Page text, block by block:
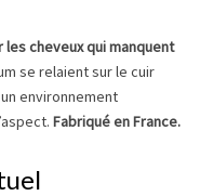
cheveux qui manquent
se relaient sur le cuir
environnement
Fabriqué en France.